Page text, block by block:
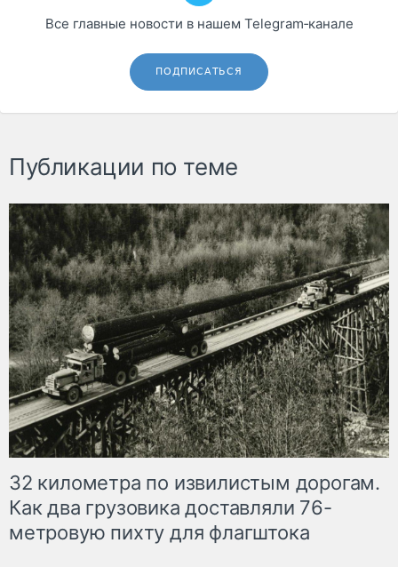
Все главные новости в нашем Telegram‑канале
ПОДПИСАТЬСЯ
Публикации по теме
32 километра по извилистым дорогам.
Как два грузовика доставляли 76-
метровую пихту для флагштока